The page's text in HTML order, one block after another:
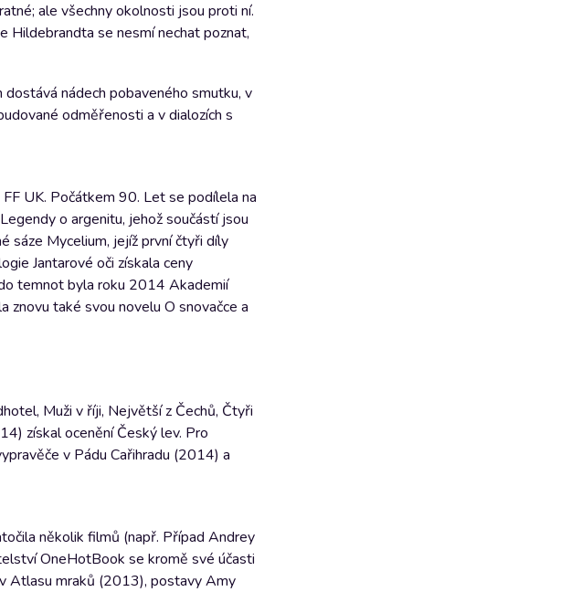
ale všechny okolnosti jsou proti ní.
Hildebrandta se nesmí nechat poznat,
nádech pobaveného smutku, v
odměřenosti a v dialozích s
UK. Počátkem 90. Let se podílela na
o argenitu, jehož součástí jsou
sáze Mycelium, jejíž první čtyři díly
Jantarové oči získala ceny
temnot byla roku 2014 Akademií
znovu také svou novelu O snovačce a
Muži v říji, Největší z Čechů, Čtyři
získal ocenění Český lev. Pro
v Pádu Cařihradu (2014) a
několik filmů (např. Případ Andrey
OneHotBook se kromě své účasti
Atlasu mraků (2013), postavy Amy